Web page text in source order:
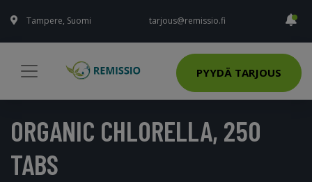
Tampere, Suomi tarjous@remissio.fi
PYYDÄ TARJOUS
ORGANIC CHLORELLA, 250
TABS